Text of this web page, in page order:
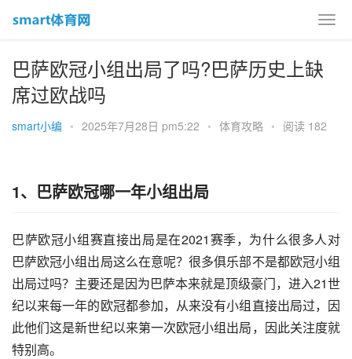
巴萨欧冠小组出局了吗?巴萨历史上缺
席过欧战吗
smart小编 • 2025年7月28日 pm5:22 • 体育攻略 • 阅读 182
1、巴萨欧冠哪一年小组出局
巴萨欧冠小组赛直接出局是在2021赛季，为什么很多人对
巴萨欧冠小组出局这么在意呢？很多俱乐部不是都欧冠小组
出局过吗？主要还是因为巴萨本来就是顶级豪门，进入21世
纪以来每一年的欧冠都参加，从来没有小组直接出局过，因
此他们这是新世纪以来第一次欧冠小组出局，因此关注度就
特别高。